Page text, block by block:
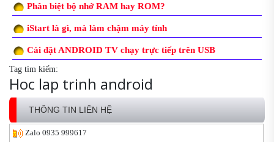
Phân biệt bộ nhớ RAM hay ROM?
iStart là gì, mà làm chậm máy tính
Cài đặt ANDROID TV chạy trực tiếp trên USB
Tag tìm kiếm:
Hoc lap trinh android
THÔNG TIN LIÊN HỆ
Zalo 0935 999617